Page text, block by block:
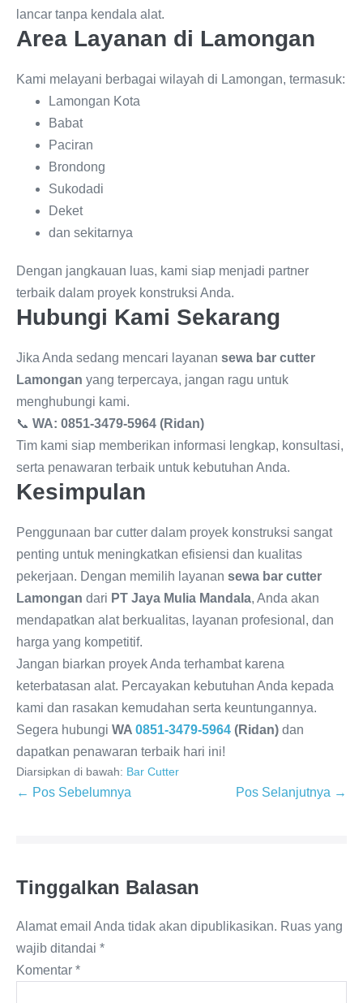
lancar tanpa kendala alat.
Area Layanan di Lamongan
Kami melayani berbagai wilayah di Lamongan, termasuk:
Lamongan Kota
Babat
Paciran
Brondong
Sukodadi
Deket
dan sekitarnya
Dengan jangkauan luas, kami siap menjadi partner
terbaik dalam proyek konstruksi Anda.
Hubungi Kami Sekarang
Jika Anda sedang mencari layanan sewa bar cutter
Lamongan yang terpercaya, jangan ragu untuk
menghubungi kami.
📞 WA: 0851-3479-5964 (Ridan)
Tim kami siap memberikan informasi lengkap, konsultasi,
serta penawaran terbaik untuk kebutuhan Anda.
Kesimpulan
Penggunaan bar cutter dalam proyek konstruksi sangat
penting untuk meningkatkan efisiensi dan kualitas
pekerjaan. Dengan memilih layanan sewa bar cutter
Lamongan dari PT Jaya Mulia Mandala, Anda akan
mendapatkan alat berkualitas, layanan profesional, dan
harga yang kompetitif.
Jangan biarkan proyek Anda terhambat karena
keterbatasan alat. Percayakan kebutuhan Anda kepada
kami dan rasakan kemudahan serta keuntungannya.
Segera hubungi WA 0851-3479-5964 (Ridan) dan
dapatkan penawaran terbaik hari ini!
Diarsipkan di bawah: Bar Cutter
← Pos Sebelumnya Pos Selanjutnya →
Tinggalkan Balasan
Alamat email Anda tidak akan dipublikasikan. Ruas yang
wajib ditandai *
Komentar *